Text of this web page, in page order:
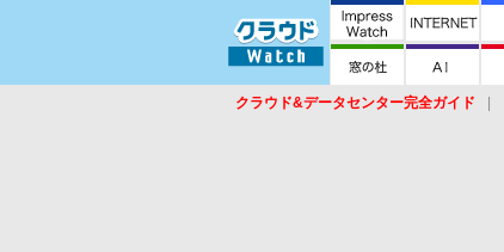
クラウド&データセンター完全ガイド